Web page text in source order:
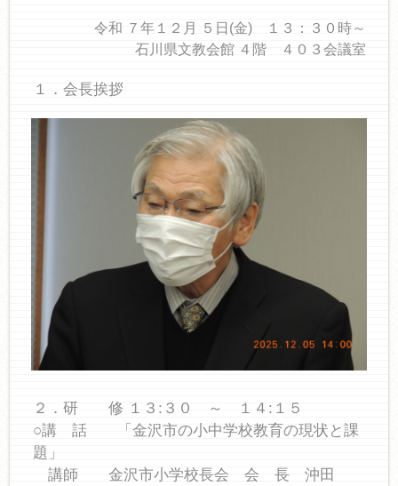
令和 ７年１２月 ５日(金) １３：３０時～
石川県文教会館 ４階 ４０３会議室
１．会長挨拶
２．研 修 １３:３０ ～ １４:１５
○講 話 「金沢市の小中学校教育の現状と課
題」
講師 金沢市小学校長会 会 長 沖田